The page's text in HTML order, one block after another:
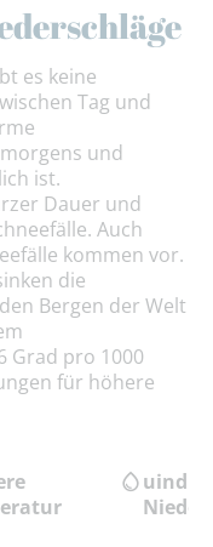
es keine
Tag und
und
ist.
Dauer und
Auch
kommen vor.
die
Bergen der Welt
Grad pro 1000
für höhere
uind